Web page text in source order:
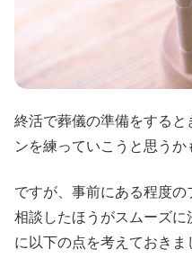
終活で葬儀の準備をする
ンを練っていこうと思うか
ですが、事前にある程度
相談したほうがスムーズ
に以下の点を考えておきま